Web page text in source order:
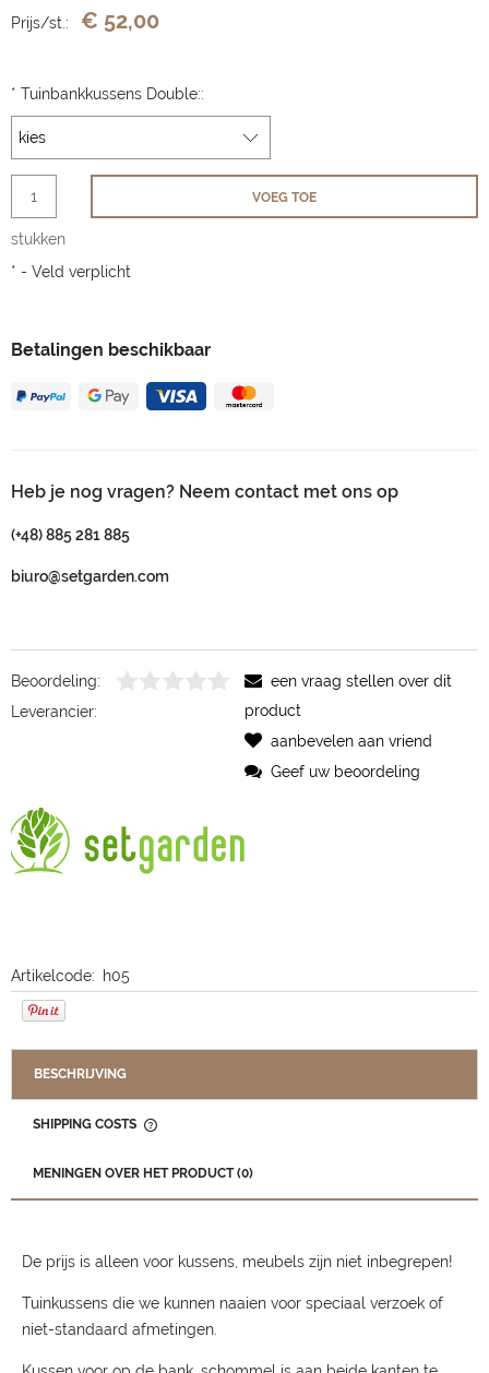
Betalingen beschikbaar
Heb je nog vragen? Neem contact met ons op
(+48) 885 281 885
biuro@setgarden.com
Prijs/st.: € 52,00
* Tuinbankkussens Double::
stukken
VOEG TOE
* - Veld verplicht
Beoordeling:
Leverancier:
Artikelcode: h05
een vraag stellen over dit
product
aanbevelen aan vriend
Geef uw beoordeling
BESCHRIJVING
SHIPPING COSTS
MENINGEN OVER HET PRODUCT (0)
De prijs is alleen voor kussens, meubels zijn niet inbegrepen!
Tuinkussens die we kunnen naaien voor speciaal verzoek of
niet-standaard afmetingen.